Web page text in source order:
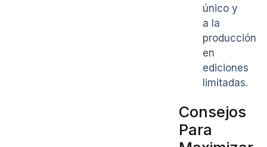
único y
a la
producción
en
ediciones
limitadas.
Consejos
Para